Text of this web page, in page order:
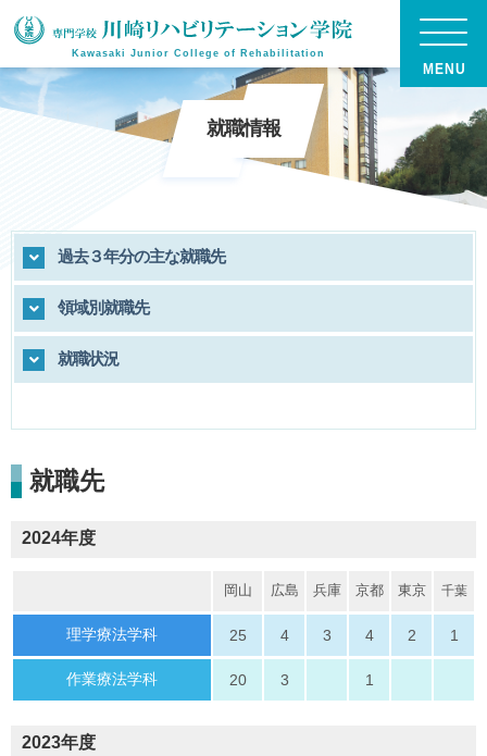
Kawasaki Junior College of Rehabilitation
就職情報
過去３年分の主な就職先
領域別就職先
就職状況
就職先
2024年度
岡山 広島 兵庫 京都 東京 千葉
理学療法学科 25 4 3 4 2 1
作業療法学科 20 3 1
2023年度